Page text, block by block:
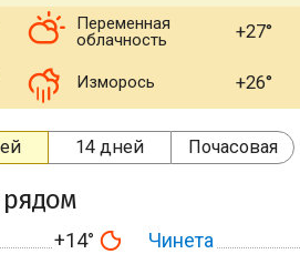
Переменная
облачность
+27°
Изморось +26°
14 дней Почасовая
рядом
+14° Чинета